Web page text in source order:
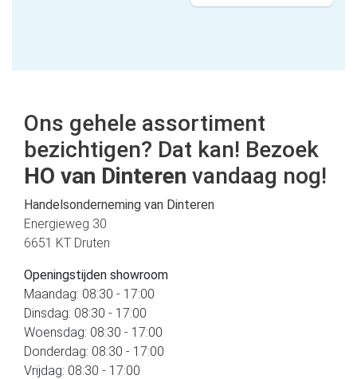
Ons gehele assortiment
bezichtigen? Dat kan! Bezoek
HO van Dinteren vandaag nog!
Handelsonderneming van Dinteren
Energieweg 30
6651 KT Druten
Openingstijden showroom
Maandag: 08:30 - 17:00
Dinsdag: 08:30 - 17:00
Woensdag: 08:30 - 17:00
Donderdag: 08:30 - 17:00
Vrijdag: 08:30 - 17:00